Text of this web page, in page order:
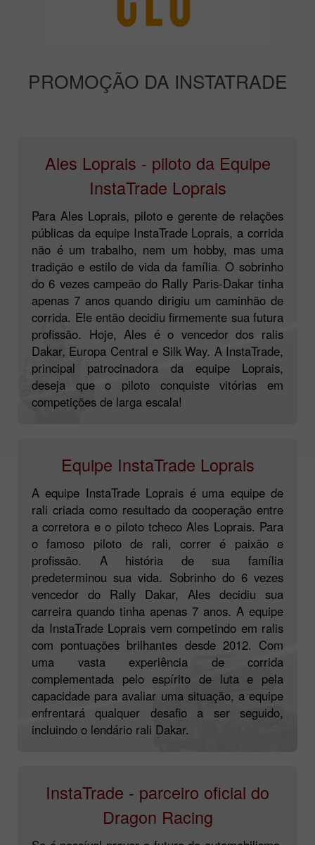
PROMOÇÃO DA INSTATRADE
Ales Loprais - piloto da Equipe
InstaTrade Loprais
Para Ales Loprais, piloto e gerente de relações
públicas da equipe InstaTrade Loprais, a corrida
não é um trabalho, nem um hobby, mas uma
tradição e estilo de vida da família. O sobrinho
do 6 vezes campeão do Rally Paris-Dakar tinha
apenas 7 anos quando dirigiu um caminhão de
corrida. Ele então decidiu firmemente sua futura
profissão. Hoje, Ales é o vencedor dos ralis
Dakar, Europa Central e Silk Way. A InstaTrade,
principal patrocinadora da equipe Loprais,
deseja que o piloto conquiste vitórias em
competições de larga escala!
Equipe InstaTrade Loprais
A equipe InstaTrade Loprais é uma equipe de
rali criada como resultado da cooperação entre
a corretora e o piloto tcheco Ales Loprais. Para
o famoso piloto de rali, correr é paixão e
profissão. A história de sua família
predeterminou sua vida. Sobrinho do 6 vezes
vencedor do Rally Dakar, Ales decidiu sua
carreira quando tinha apenas 7 anos. A equipe
da InstaTrade Loprais vem competindo em ralis
com pontuações brilhantes desde 2012. Com
uma vasta experiência de corrida
complementada pelo espírito de luta e pela
capacidade para avaliar uma situação, a equipe
enfrentará qualquer desafio a ser seguido,
incluindo o lendário rali Dakar.
InstaTrade - parceiro oficial do
Dragon Racing